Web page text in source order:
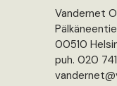
Vandernet
00510
puh. 020